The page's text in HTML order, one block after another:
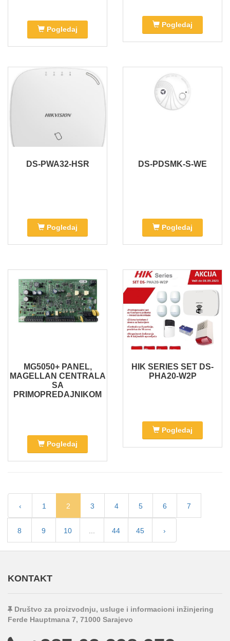
Pogledaj
Pogledaj
DS-PWA32-HSR
Pogledaj
DS-PDSMK-S-WE
Pogledaj
MG5050+ PANEL,
MAGELLAN CENTRALA
SA
PRIMOPREDAJNIKOM
Pogledaj
HIK SERIES SET DS-
PHA20-W2P
Pogledaj
‹ 1 2 3 4 5 6 7
8 9 10 44 45 ›
KONTAKT
Društvo za proizvodnju, usluge i informacioni inžinjering
Ferde Hauptmana 7, 71000 Sarajevo